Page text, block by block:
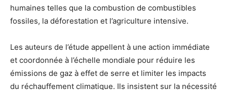
humaines telles que la combustion de combustibles
fossiles, la déforestation et l’agriculture intensive.
Les auteurs de l’étude appellent à une action immédiate
et coordonnée à l’échelle mondiale pour réduire les
émissions de gaz à effet de serre et limiter les impacts
du réchauffement climatique. Ils insistent sur la nécessité